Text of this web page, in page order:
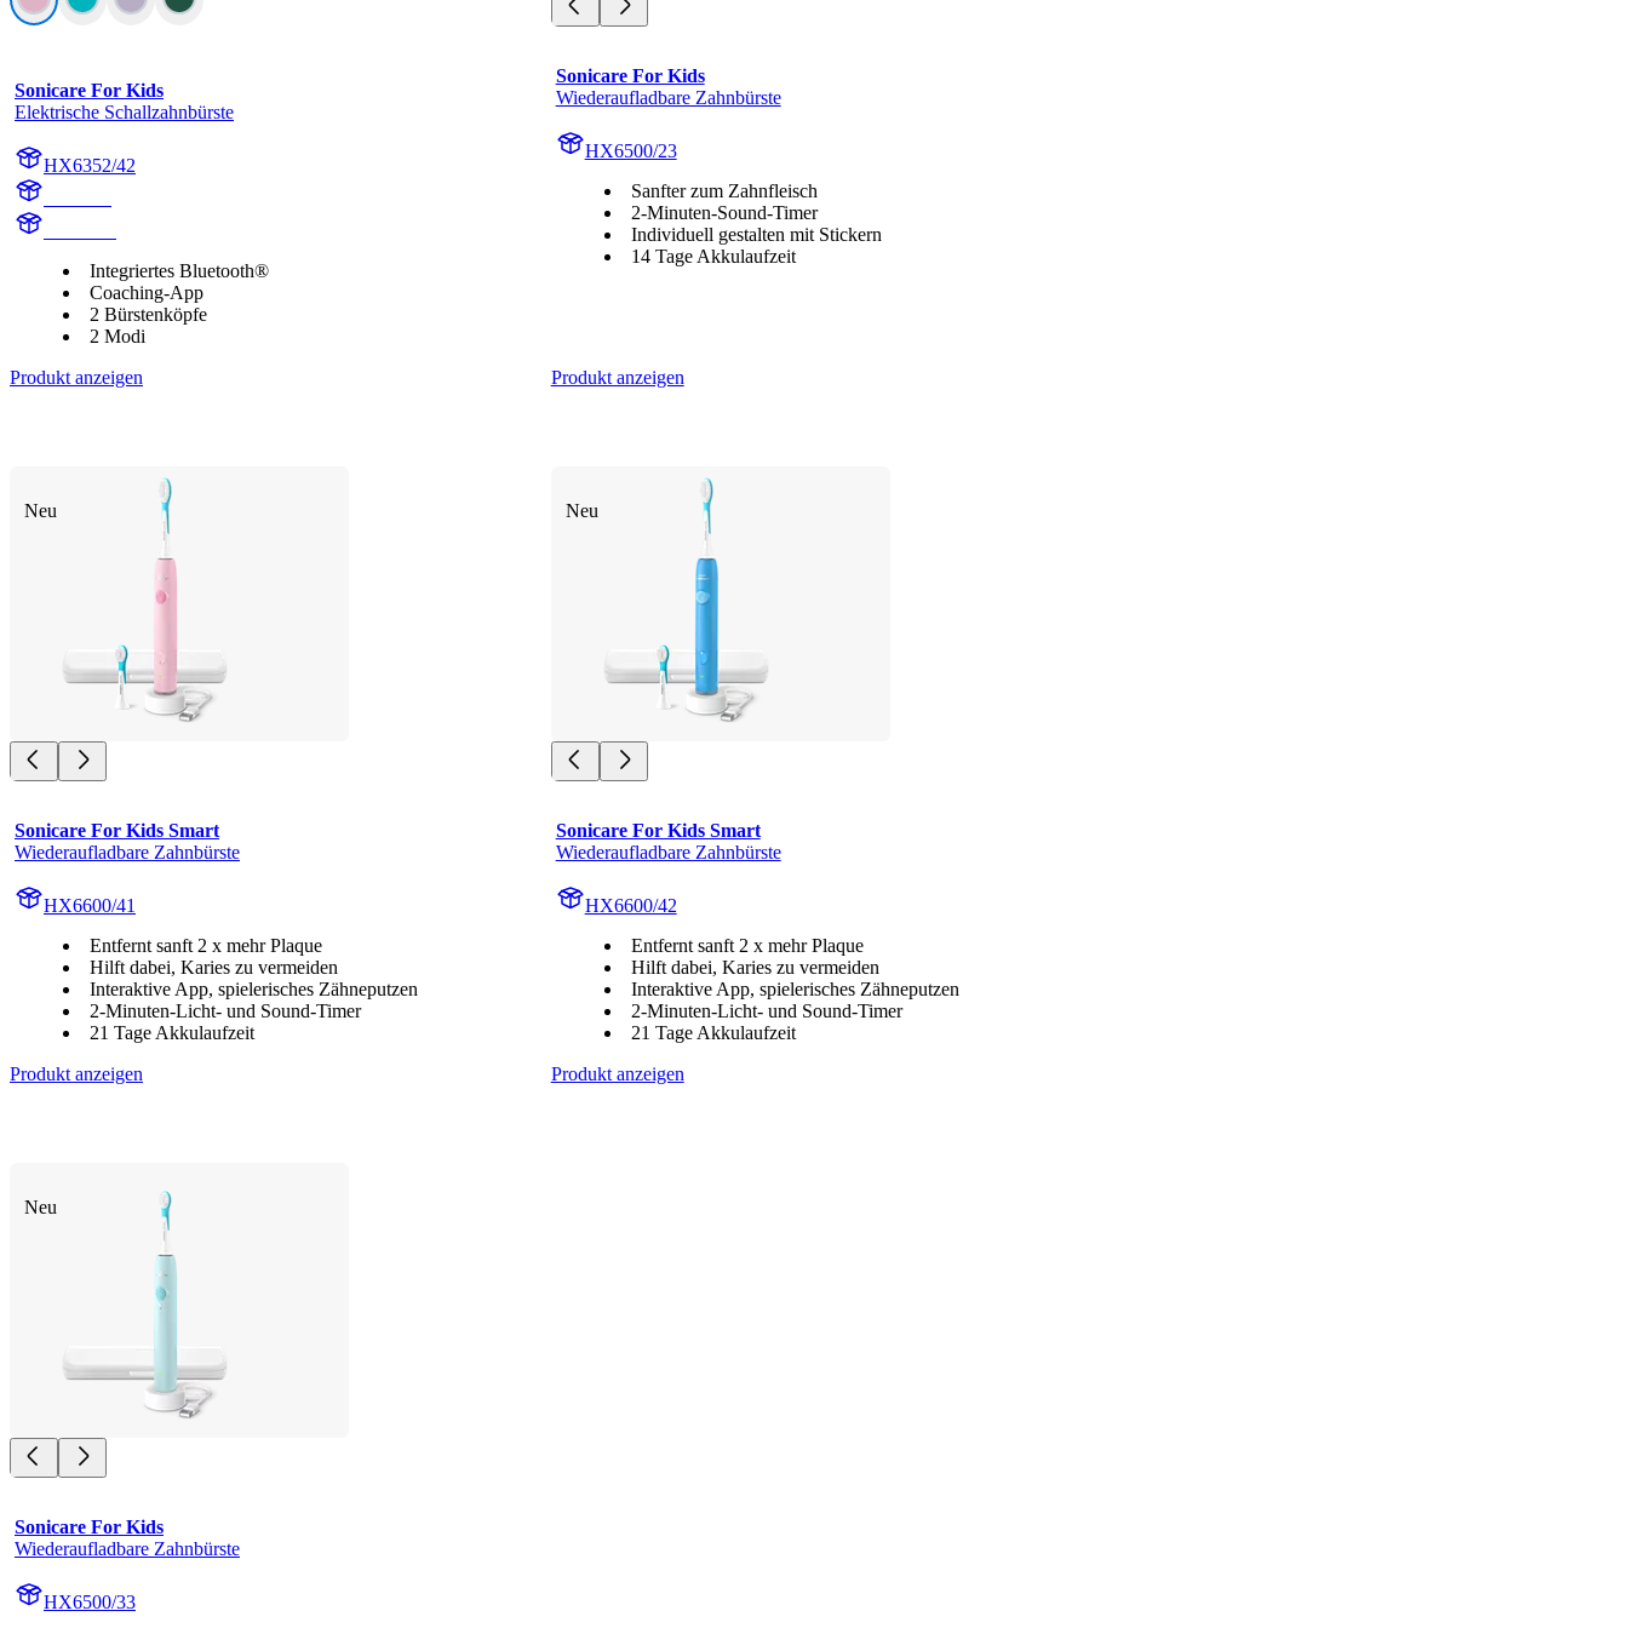
Sonicare For Kids
Elektrische Schallzahnbürste
HX6352/42
Integriertes Bluetooth®
Coaching-App
2 Bürstenköpfe
2 Modi
Produkt anzeigen
Sonicare For Kids
Wiederaufladbare Zahnbürste
HX6500/23
Sanfter zum Zahnfleisch
2-Minuten-Sound-Timer
Individuell gestalten mit Stickern
14 Tage Akkulaufzeit
Produkt anzeigen
Neu
Sonicare For Kids Smart
Wiederaufladbare Zahnbürste
HX6600/41
Entfernt sanft 2 x mehr Plaque
Hilft dabei, Karies zu vermeiden
Interaktive App, spielerisches Zähneputzen
2-Minuten-Licht- und Sound-Timer
21 Tage Akkulaufzeit
Produkt anzeigen
Neu
Sonicare For Kids Smart
Wiederaufladbare Zahnbürste
HX6600/42
Entfernt sanft 2 x mehr Plaque
Hilft dabei, Karies zu vermeiden
Interaktive App, spielerisches Zähneputzen
2-Minuten-Licht- und Sound-Timer
21 Tage Akkulaufzeit
Produkt anzeigen
Neu
Sonicare For Kids
Wiederaufladbare Zahnbürste
HX6500/33